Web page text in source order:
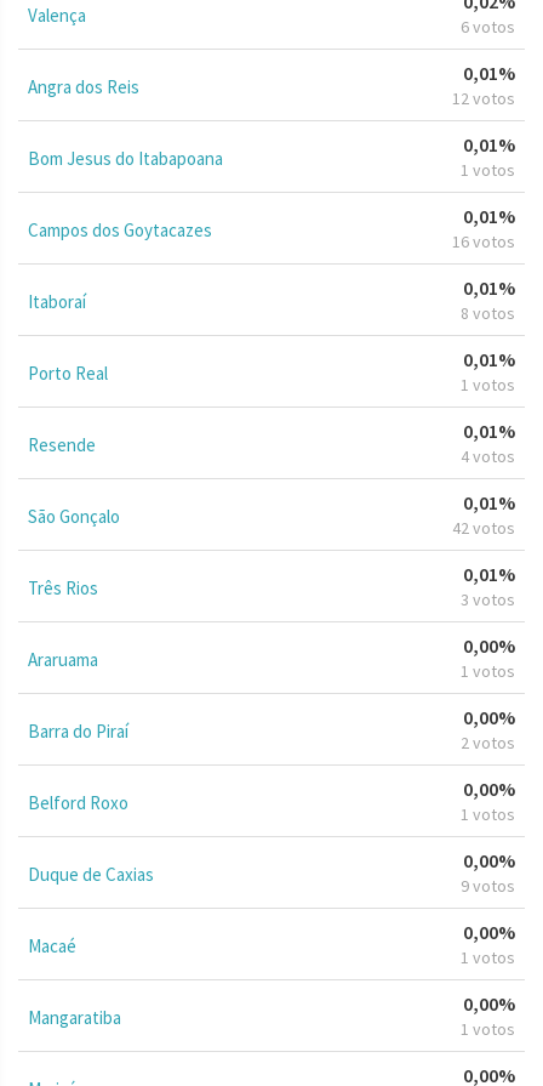
Valença 6 votos
Angra dos Reis
0,01%
12 votos
Bom Jesus do Itabapoana
0,01%
1 votos
Campos dos Goytacazes
0,01%
16 votos
Itaboraí
0,01%
8 votos
Porto Real
0,01%
1 votos
Resende
0,01%
4 votos
São Gonçalo
0,01%
42 votos
Três Rios
0,01%
3 votos
Araruama
0,00%
1 votos
Barra do Piraí
0,00%
2 votos
Belford Roxo
0,00%
1 votos
Duque de Caxias
0,00%
9 votos
Macaé
0,00%
1 votos
Mangaratiba
0,00%
1 votos
0,00%